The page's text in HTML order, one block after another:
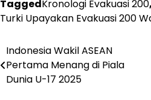
TaggedKronologi Evakuasi 200,
Turki Upayakan Evakuasi 200
Navigasi
pos
Indonesia Wakil ASEAN
Pertama Menang di Piala
Dunia U-17 2025